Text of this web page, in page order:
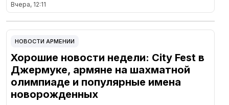
Вчера, 12:11
НОВОСТИ АРМЕНИИ
Хорошие новости недели: City Fest в
Джермуке, армяне на шахматной
олимпиаде и популярные имена
новорожденных